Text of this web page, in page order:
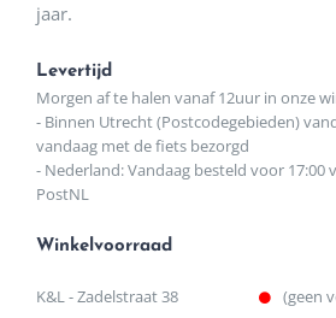
jaar.
Levertijd
Morgen af te halen vanaf 12uur in onze
- Binnen Utrecht (Postcodegebieden)
vandaag met de fiets bezorgd
- Nederland: Vandaag besteld voor 17:00
PostNL
Winkelvoorraad
K&L - Zadelstraat 38 (geen